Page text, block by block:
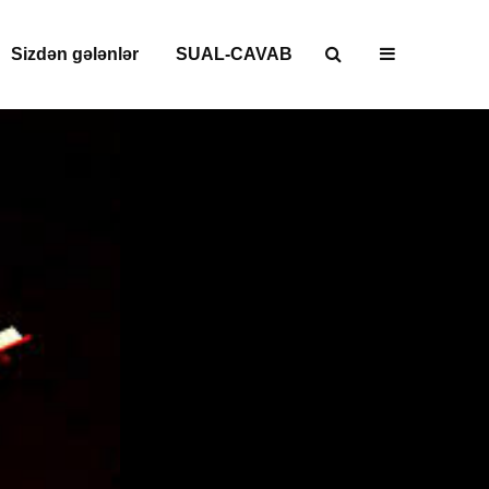
Sizdən gələnlər SUAL-CAVAB